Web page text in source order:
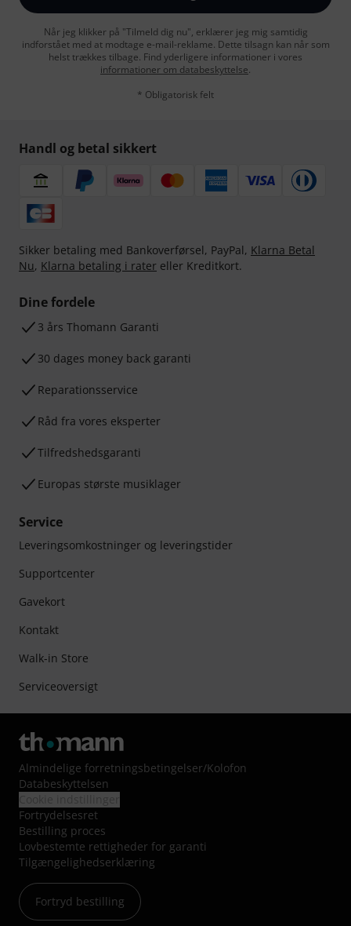
Når jeg klikker på "Tilmeld dig nu", erklærer jeg mig samtidig
indforstået med at modtage e-mail-reklame. Dette tilsagn kan når som
helst trækkes tilbage. Find yderligere informationer i vores
informationer om databeskyttelse.
* Obligatorisk felt
Handl og betal sikkert
Sikker betaling med Bankoverførsel, PayPal, Klarna Betal
Nu, Klarna betaling i rater eller Kreditkort.
Dine fordele
3 års Thomann Garanti
30 dages money back garanti
Reparationsservice
Råd fra vores eksperter
Tilfredshedsgaranti
Europas største musiklager
Service
Leveringsomkostninger og leveringstider
Supportcenter
Gavekort
Kontakt
Walk-in Store
Serviceoversigt
Almindelige forretningsbetingelser/Kolofon
Databeskyttelsen
Fortrydelsesret
Bestilling proces
Lovbestemte rettigheder for garanti
Tilgængelighedserklæring
Fortryd bestilling